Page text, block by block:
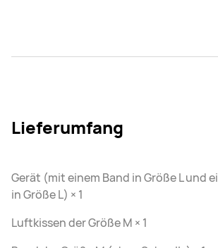
Lieferumfang
Gerät (mit einem Band in Größe L und
in Größe L) × 1
Luftkissen der Größe M × 1